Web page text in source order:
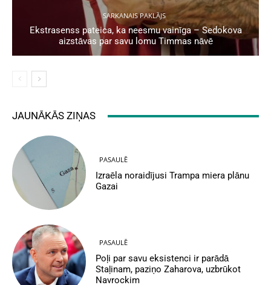
SARKANAIS PAKLĀJS
Ekstrasenss pateica, ka neesmu vainīga – Sedokova
aizstāvas par savu lomu Timmas nāvē
JAUNĀKĀS ZIŅAS
PASAULĒ
Izraēla noraidījusi Trampa miera plānu
Gazai
PASAULĒ
Poļi par savu eksistenci ir parādā
Staļinam, paziņo Zaharova, uzbrūkot
Navrockim